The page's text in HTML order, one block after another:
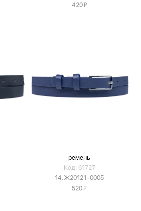
420Я
ремень
Код: 61727
14.Ж20121-0005
520Я